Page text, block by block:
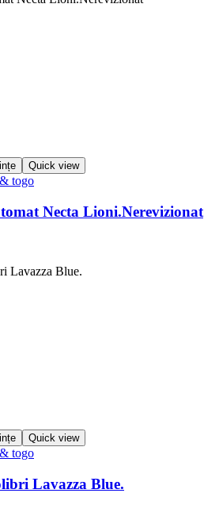
Quick view
togo
Necta Lioni.Nerevizionat
Quick view
togo
Lavazza Blue.